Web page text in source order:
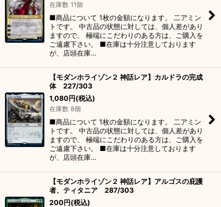
在庫数 11個
■商品について 1枚の金額になります。 二アミン
トです。 中古品の状態に対しては、個人差があり
ますので、 極端にこだわりのある方は、ご購入を
ご遠慮下さい。 ■在庫は十分注意しております
が、店頭在庫…
【モダンホライゾン２ 神話レア】カルドラの完成
体 227/303
1,080円(税込)
在庫数 8個
■商品について 1枚の金額になります。 二アミン
トです。 中古品の状態に対しては、個人差があり
ますので、 極端にこだわりのある方は、ご購入を
ご遠慮下さい。 ■在庫は十分注意しております
が、店頭在庫…
【モダンホライゾン２ 神話レア】アルゴスの庇護
者、ティタニア 287/303
200円(税込)